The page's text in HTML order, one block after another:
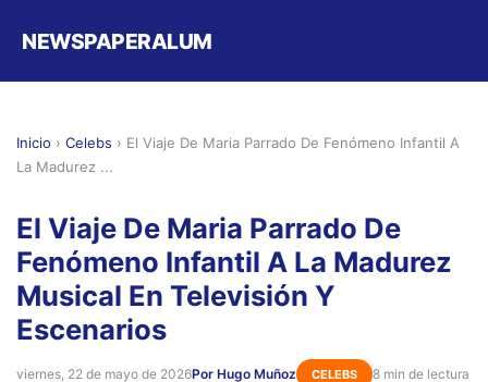
NEWSPAPERALUM
Inicio › Celebs › El Viaje De Maria Parrado De Fenómeno Infantil A
La Madurez ...
El Viaje De Maria Parrado De
Fenómeno Infantil A La Madurez
Musical En Televisión Y
Escenarios
viernes, 22 de mayo de 2026Por Hugo Muñoz CELEBS 8 min de lectura